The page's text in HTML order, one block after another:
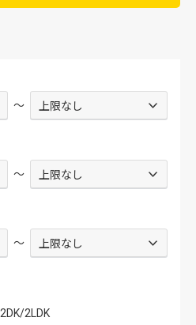
～
～
～
2DK/2LDK